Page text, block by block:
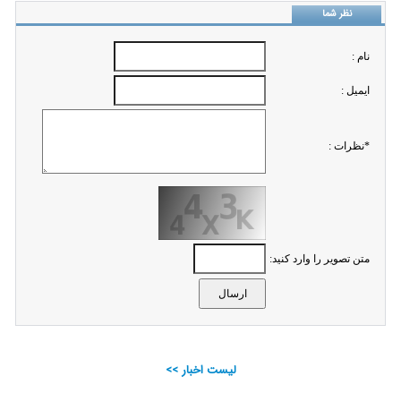
نظر شما
نام :
ايميل :
*نظرات :
متن تصویر را وارد کنید:
لیست اخبار >>